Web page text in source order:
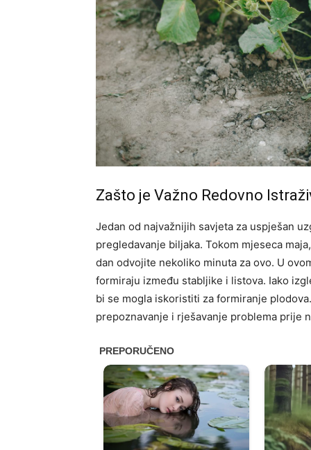
Zašto je Važno Redovno
Jedan od najvažnijih savjeta za uspješan
pregledavanje biljaka. Tokom mjeseca
dan odvojite nekoliko minuta za ovo. U
formiraju između stabljike i listova. Iako
bi se mogla iskoristiti za formiranje
prepoznavanje i rješavanje problema prije